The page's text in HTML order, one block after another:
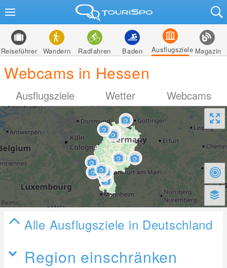
Reiseführer Wandern Radfahren Baden Ausflugsziele Magazin
Webcams in Hessen
Ausflugsziele Wetter Webcams
Alle Ausflugsziele in Deutschland
Region einschränken